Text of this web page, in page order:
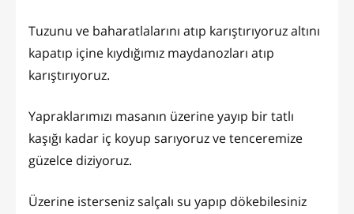
Tuzunu ve baharatlalarını atıp karıştırıyoruz altını
kapatıp içine kıydığımız maydanozları atıp
karıştırıyoruz.
Yapraklarımızı masanın üzerine yayıp bir tatlı
kaşığı kadar iç koyup sarıyoruz ve tenceremize
güzelce diziyoruz.
Üzerine isterseniz salçalı su yapıp dökebilesiniz